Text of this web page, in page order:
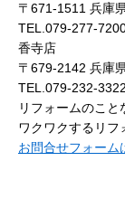
〒671-1511 兵庫
TEL.079-277-
香寺店
〒679-2142 兵庫
TEL.079-232-3322
リフォームのこと
ワクワクするリ
お問合せフォーム